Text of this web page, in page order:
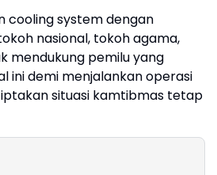
cooling system dengan
nasional, tokoh agama,
mendukung pemilu yang
ini demi menjalankan operasi
situasi kamtibmas tetap